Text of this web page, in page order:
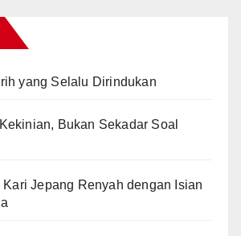
yang Selalu Dirindukan
Bukan Sekadar Soal
Jepang Renyah dengan Isian